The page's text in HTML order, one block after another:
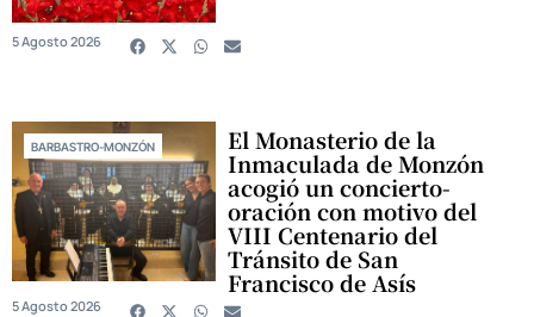
5 Agosto 2026
BARBASTRO-MONZÓN El Monasterio de la
Inmaculada de Monzón
acogió un concierto-
oración con motivo del
VIII Centenario del
Tránsito de San
Francisco de Asís
5 Agosto 2026